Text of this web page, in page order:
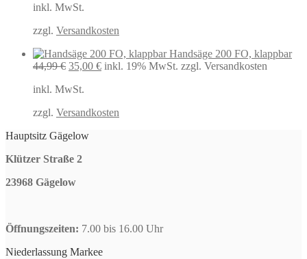
inkl. MwSt.
zzgl. Versandkosten
Handsäge 200 FO, klappbar
44,99€ Ursprünglicher
war:
35,00 €Aktueller
inkl. 19% MwSt. zzgl. Versandkosten
inkl. MwSt.
zzgl. Versandkosten
Hauptsitz Gägelow
Klützer Straße 2
23968 Gägelow
Öffnungszeiten: 7.00 bis 16.00 Uhr
Niederlassung Markee